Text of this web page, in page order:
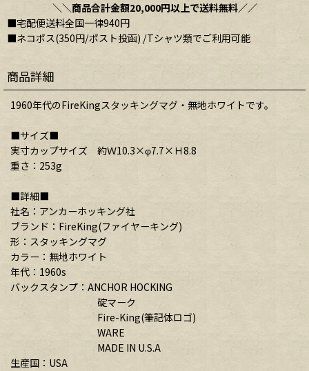
＼＼商品合計金額20,000円以上で送料無料／／
■宅配便送料全国一律940円
■ネコポス(350円/ポスト投函) /Tシャツ類でご利用可能
商品詳細
1960年代のFireKingスタッキングマグ・無地ホワイトです。
■サイズ■
実寸カップサイズ 約Ｗ10.3×φ7.7×Ｈ8.8
重さ：253g
■詳細■
社名：アンカーホッキング社
ブランド：FireKing(ファイヤーキング)
形：スタッキングマグ
カラー：無地ホワイト
年代：1960s
バックスタンプ：ANCHOR HOCKING
碇マーク
Fire-King(筆記体ロゴ)
WARE
MADE IN U.S.A
生産国：USA